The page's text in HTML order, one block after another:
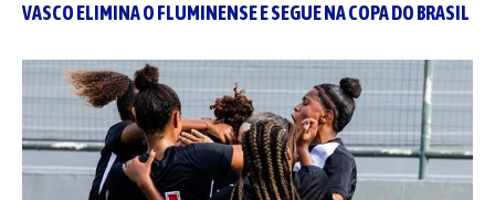
VASCO ELIMINA O FLUMINENSE E SEGUE NA COPA DO BRASIL